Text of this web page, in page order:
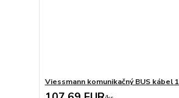
Viessmann komunikačný BUS kábel